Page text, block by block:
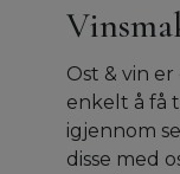
Ost & vin
enkelt å få
igjennom
disse med